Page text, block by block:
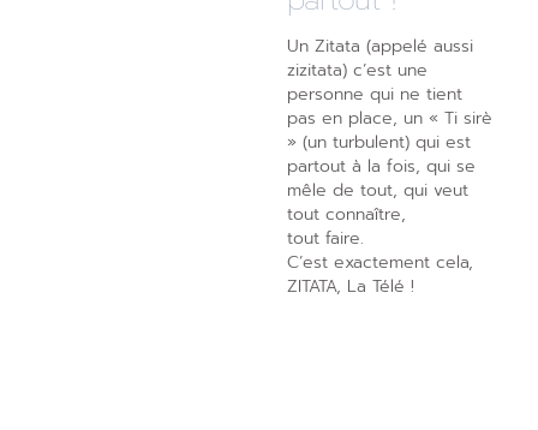
Un Zitata (appelé aussi
zizitata) c’est une
personne qui ne tient
pas en place, un « Ti sirè
» (un turbulent) qui est
partout à la fois, qui se
mêle de tout, qui veut
tout connaître,
tout faire.
C’est exactement cela,
ZITATA, La Télé !